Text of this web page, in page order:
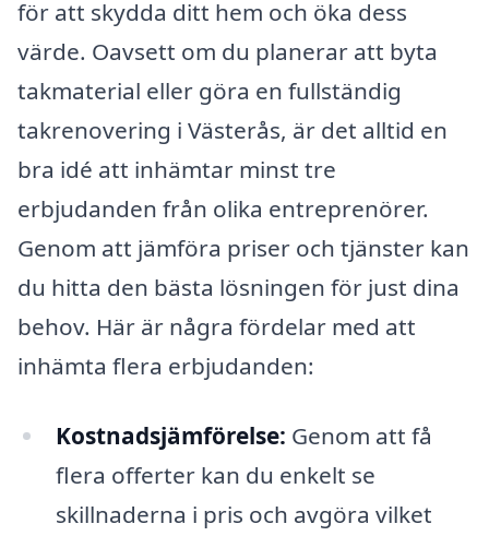
för att skydda ditt hem och öka dess
värde. Oavsett om du planerar att byta
takmaterial eller göra en fullständig
takrenovering i Västerås, är det alltid en
bra idé att inhämtar minst tre
erbjudanden från olika entreprenörer.
Genom att jämföra priser och tjänster kan
du hitta den bästa lösningen för just dina
behov. Här är några fördelar med att
inhämta flera erbjudanden:
Kostnadsjämförelse: Genom att få
flera offerter kan du enkelt se
skillnaderna i pris och avgöra vilket